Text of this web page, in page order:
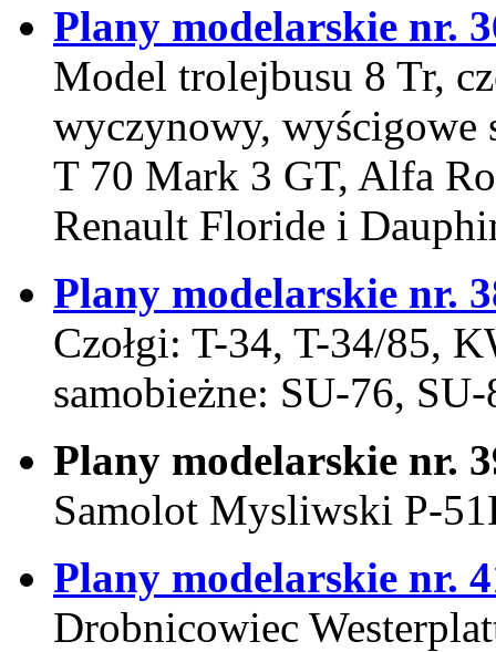
Plany modelarskie nr.
Model trolejbusu 8 Tr,
wyczynowy,
T 70 Mark 3 GT, Alfa
Renault Floride i
Plany modelarskie nr.
Czołgi: T-34, T-34/85,
samobieżne: SU-76,
Plany modelarskie nr.
Samolot Mysliwski P-
Plany modelarskie nr.
Drobnicowiec